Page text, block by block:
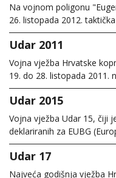
Na vojnom poligonu
26. listopada 2012.
Udar 2011
Vojna vježba Hrvatske
19. do 28. listopada 2011.
Udar 2015
Vojna vježba Udar 15, čiji
deklariranih za EUBG
Udar 17
Najveća godišnja vježba